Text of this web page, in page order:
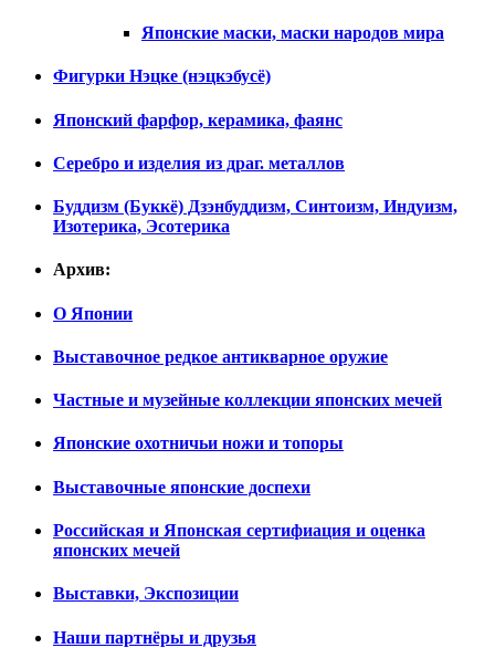
Японские маски, маски народов мира
Фигурки Нэцке (нэцкэбусё)
Японский фарфор, керамика, фаянс
Серебро и изделия из драг. металлов
Буддизм (Буккё) Дзэнбуддизм, Синтоизм, Индуизм,
Изотерика, Эсотерика
Архив:
О Японии
Выставочное редкое антикварное оружие
Частные и музейные коллекции японских мечей
Японские охотничьи ножи и топоры
Выставочные японские доспехи
Российская и Японская сертифиация и оценка
японских мечей
Выставки, Экспозиции
Наши партнёры и друзья